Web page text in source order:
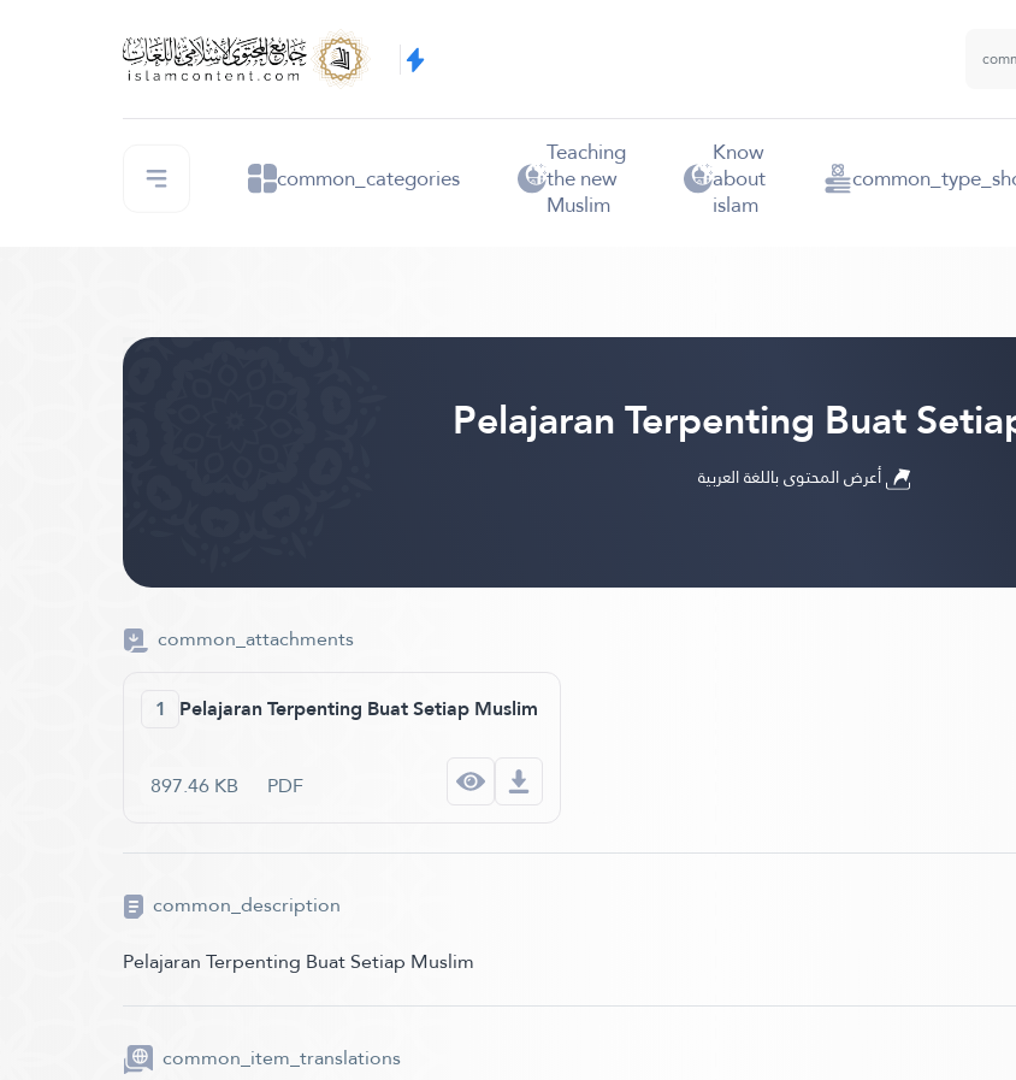
common_categories
Teaching
the new
Muslim
Know
about
islam
Pelajaran Terpenting Buat
common_attachments
1 Pelajaran Terpenting Buat Setiap Muslim
897.46 KB PDF
common_description
Pelajaran Terpenting Buat Setiap Muslim
common_item_translations